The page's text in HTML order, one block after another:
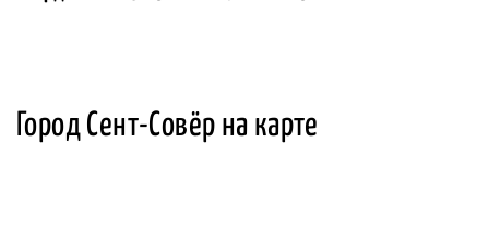
Город Сент-Совёр на карте